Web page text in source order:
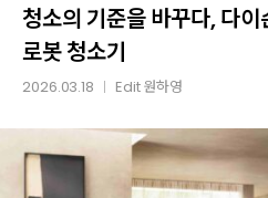
기준을
바꾸다,
Ai
로봇
청소기
청소의 기준을 바꾸다, 다
로봇 청소기
2026.03.18 Edit원하영